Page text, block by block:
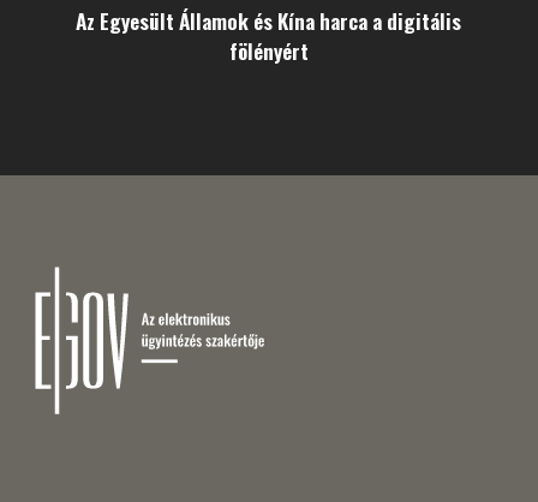
Az Egyesült Államok és Kína harca a digitális
fölényért